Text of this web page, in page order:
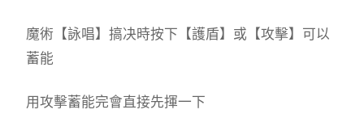
魔術【詠唱】搞决時按下【護盾】或【攻擊】可以
蓄能
用攻擊蓄能完會直接先揮一下